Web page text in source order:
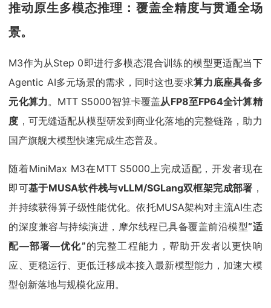
推动原生多模态推理：覆盖全精度与贯通全场
景。
M3作为从Step 0即进行多模态混合训练的模型更适配当下
Agentic AI多元场景的需求，同时这也要求算力底座具备多
元化算力。MTT S5000智算卡覆盖从FP8至FP64全计算精
度 ，可无缝适配从模型研发到商业化落地的完整链路，助力
国产旗舰大模型快速完成生态普及。
随着MiniMax M3在MTT S5000上完成适配，开发者现在
即可基于MUSA软件栈与vLLM/SGLang双框架完成部署 ，
并持续获得算子级性能优化。依托MUSA架构对主流AI生态
的深度兼容与持续演进，摩尔线程已具备覆盖前沿模型“适
配—部署—优化”的完整工程能力，帮助开发者以更快响
应、更稳运行、更低迁移成本接入最新模型能力，加速大模
型创新落地与规模化应用。